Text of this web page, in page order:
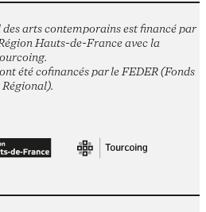
arts contemporains est financé par
Hauts-de-France avec la
été cofinancés par le FEDER (Fonds